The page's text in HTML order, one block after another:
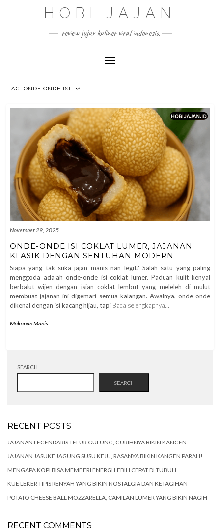
HOBI JAJAN
review jujur kuliner viral indonesia
Toggle Navigation
TAG: ONDE ONDE ISI
November 29, 2025
ONDE-ONDE ISI COKLAT LUMER, JAJANAN
KLASIK DENGAN SENTUHAN MODERN
Siapa yang tak suka jajan manis nan legit? Salah satu yang paling
menggoda adalah onde-onde isi coklat lumer. Paduan kulit kenyal
berbalut wijen dengan isian coklat lembut yang meleleh di mulut
membuat jajanan ini digemari semua kalangan. Awalnya, onde-onde
dikenal dengan isi kacang hijau, tapi Baca selengkapnya…
Makanan Manis
SEARCH
SEARCH
RECENT POSTS
JAJANAN LEGENDARIS TELUR GULUNG, GURIHNYA BIKIN KANGEN
JAJANAN JASUKE JAGUNG SUSU KEJU, RASANYA BIKIN KANGEN PARAH!
MENGAPA KOPI BISA MEMBERI ENERGI LEBIH CEPAT DI TUBUH
KUE LEKER TIPIS RENYAH YANG BIKIN NOSTALGIA DAN KETAGIHAN
POTATO CHEESE BALL MOZZARELLA, CAMILAN LUMER YANG BIKIN NAGIH
RECENT COMMENTS